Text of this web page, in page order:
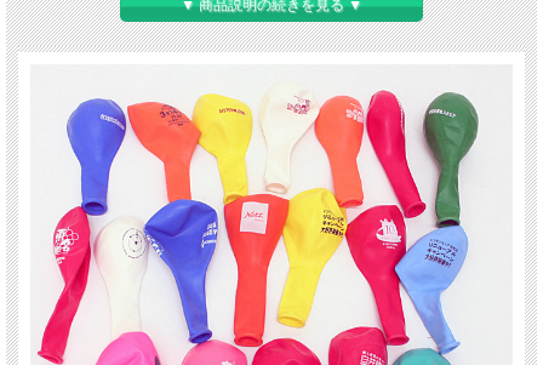
こちらの商品は、過去3年以内にご注文頂き、版がある方用です。
フーセン代、印
刷代込みの価格です。３年以内に作った版が無い場合は、版代（通常10,725円）が
別途かかります。名入りの文字欄に名入りする文字をご記入下さい。ロゴや絵など
がある場合は原稿を、メールに添付して頂くか、予め郵送して頂きます。特に文
字・絵のご指定のない場合は、おまかせ、又はご指定書体でもお作りいたします。
▼ 商品説明の続きを見る ▼